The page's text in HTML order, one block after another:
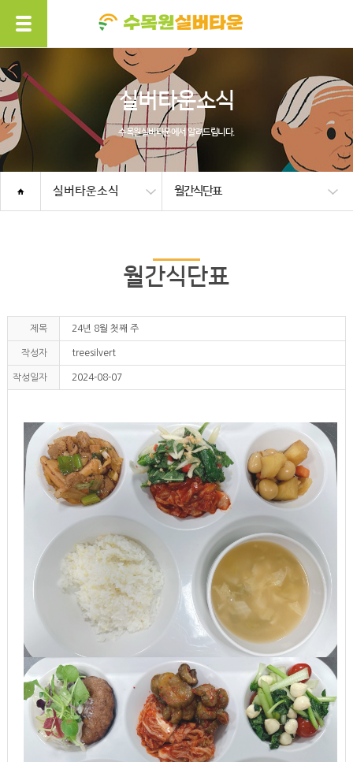
실버타운소식
수목원실버타운에서 알려드립니다.
실버타운소식 월간식단표
월간식단표
제목 24년 8월 첫째 주
작성자 treesilvert
작성일자 2024-08-07